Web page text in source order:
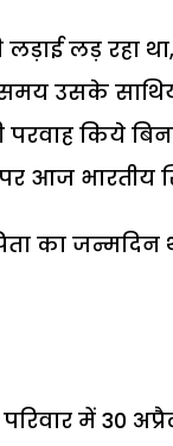
लड़ रहा
उसके
परवाह किये
आज भारतीय
का
में 30